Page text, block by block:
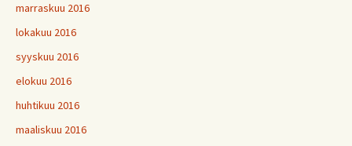
marraskuu 2016
lokakuu 2016
syyskuu 2016
elokuu 2016
huhtikuu 2016
maaliskuu 2016